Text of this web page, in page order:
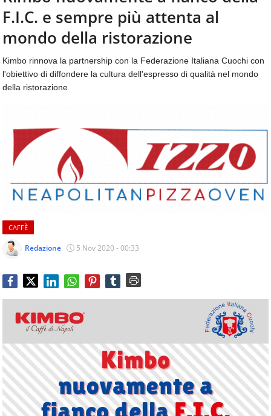
aggiornamenti
quotidiani
temi
come
ospitalità,
ristorazione,
catering
e
articoli
sul
mondo
dei
consumi
fuoricasa,
Food
Service
e
tutte
le
del
comparto
Horeca.
CONTATTI
F.I.C. e sempre più attenta al
mondo della ristorazione
Kimbo rinnova la partnership con la Federazione Italiana Cuochi con
l'obiettivo di diffondere la cultura dell'espresso di qualità nel mondo
della ristorazione
CAFFÈ
Redazione 5 Nov 2020 - 00:33